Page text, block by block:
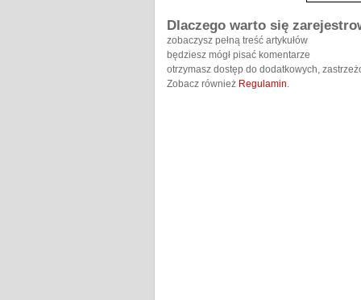
Dlaczego warto się
zobaczysz pełną treść artykułów
będziesz mógł pisać komentarze
otrzymasz dostęp do dodatkowych,
Zobacz również Regulamin.